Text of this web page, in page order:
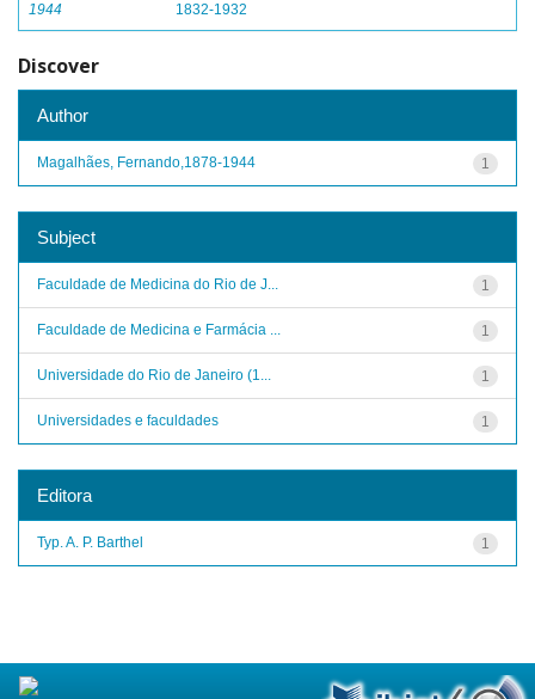
1944
1832-1932
Discover
Author
1
Magalhães, Fernando,1878-1944
Subject
1
Faculdade de Medicina do Rio de J...
1
Faculdade de Medicina e Farmácia ...
1
Universidade do Rio de Janeiro (1...
1
Universidades e faculdades
Editora
1
Typ. A. P. Barthel